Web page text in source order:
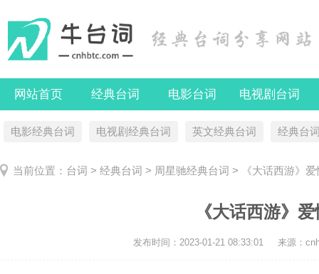
网站首页 经典台词 电影台词 电视剧台词
电影经典台词 电视剧经典台词 英文经典台词 经典台
当前位置： 台词 > 经典台词 > 周星驰经典台词 > 《大话西游》
《大话西游》
发布时间： 2023-01-21 08:33:01 来源：